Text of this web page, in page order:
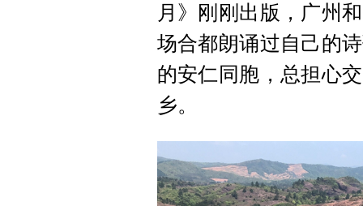
月》刚刚出版，广州
场合都朗诵过自己的
的安仁同胞，总担心
乡。